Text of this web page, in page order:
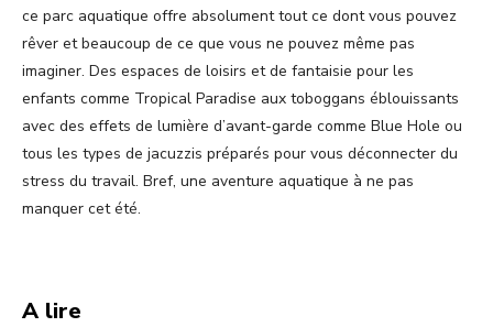
ce parc aquatique offre absolument tout ce dont vous pouvez
rêver et beaucoup de ce que vous ne pouvez même pas
imaginer. Des espaces de loisirs et de fantaisie pour les
enfants comme Tropical Paradise aux toboggans éblouissants
avec des effets de lumière d’avant-garde comme Blue Hole ou
tous les types de jacuzzis préparés pour vous déconnecter du
stress du travail. Bref, une aventure aquatique à ne pas
manquer cet été.
A lire